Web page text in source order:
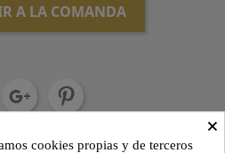
A LA COMANDA
×
cookies propias y de terceros